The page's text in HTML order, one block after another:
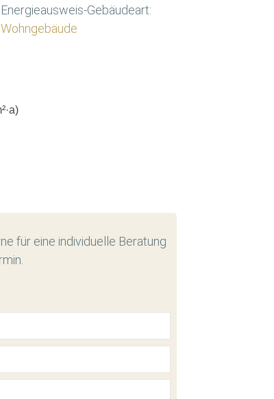
Energieausweis-Gebäudeart:
Wohngebäude
für eine individuelle Beratung